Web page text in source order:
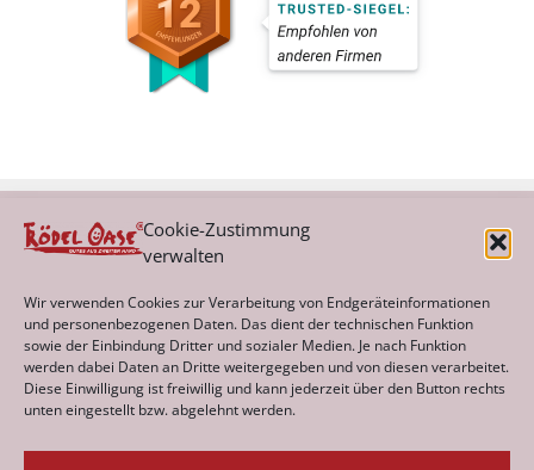
Cookie-Zustimmung
verwalten
Wir verwenden Cookies zur Verarbeitung von Endgeräteinformationen
und personenbezogenen Daten. Das dient der technischen Funktion
sowie der Einbindung Dritter und sozialer Medien. Je nach Funktion
werden dabei Daten an Dritte weitergegeben und von diesen verarbeitet.
Diese Einwilligung ist freiwillig und kann jederzeit über den Button rechts
unten eingestellt bzw. abgelehnt werden.
Archiv